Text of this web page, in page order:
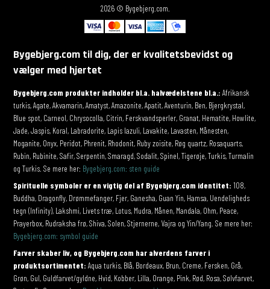
2026 © Bygebjerg.com.
Bygebjerg.com til dig, der er kvalitetsbevidst og
vælger med hjertet
Bygebjerg.com produkter indholder bl.a. halvædelstene bl.a.: Afrikansk
turkis, Agate, Akvamarin, Amatyst, Amazonite, Apatit, Aventurin, Ben, Bjergkrystal,
Blue spot, Carneol, Chrysocolla, Citrin, Ferskvandsperler, Granat, Hematite, Howlite,
Jade, Jaspis, Koral, Labradorite, Lapis lazuli, Lavakite, Lavasten, Månesten,
Moganite, Onyx, Peridot, Phrenit, Rhodonit, Ruby zoisite, Røg quartz, Rosaquarts,
Rubin, Rubinite, Safir, Serpentin, Smaragd, Sodalit, Spinel, Tigerøje, Turkis, Turmalin
og Turkis. Se mere her: Bygebjerg.com: sten guide
Spirituelle symboler er en vigtig del af Bygebjerg.com identitet: 108,
Buddha, Dragonfly, Drømmefanger, Fjer, Ganesha, Guan Yin, Hamsa, Uendeligheds
tegn (Infinity), Lakshmi, Livets træ, Lotus, Mudra, Månen, Mandala, Ohm, Peace,
Prayerbox, Rudraksha frø, Shiva, Solen, Stjernerne, Vajra og Yin/Yang. Se mere her:
Bygebjerg.com: symbol guide
Farver skaber liv, og Bygebjerg.com har alverdens farver i
produktsortimentet: Aqua turkis, Blå, Bordeaux, Brun, Creme, Fersken, Grå,
Grøn, Gul, Guldfarvet/gyldne, Hvid, Kobber, Lilla, Orange, Pink, Rød, Rosa, Sølvfarvet,